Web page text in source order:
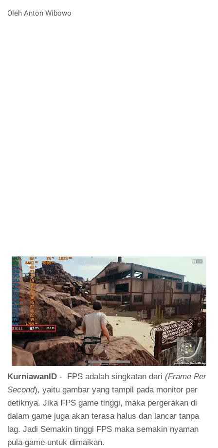
Oleh Anton Wibowo
KurniawanID - FPS adalah singkatan dari (Frame Per
Second), yaitu gambar yang tampil pada monitor per
detiknya. Jika FPS game tinggi, maka pergerakan di
dalam game juga akan terasa halus dan lancar tanpa
lag. Jadi Semakin tinggi FPS maka semakin nyaman
pula game untuk dimaikan.